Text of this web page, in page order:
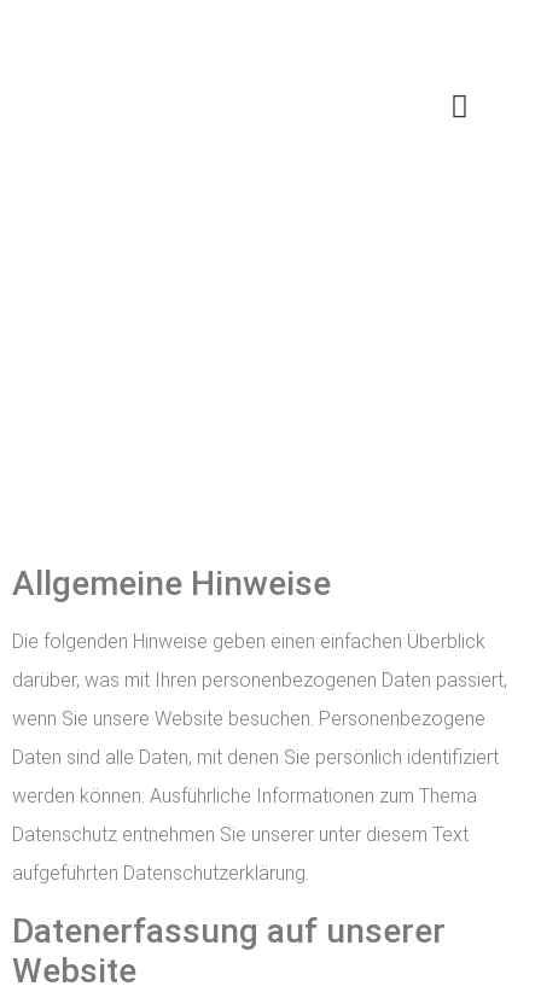
Allgemeine Hinweise
Die folgenden Hinweise geben einen einfachen Überblick
darüber, was mit Ihren personenbezogenen Daten passiert,
wenn Sie unsere Website besuchen. Personenbezogene
Daten sind alle Daten, mit denen Sie persönlich identifiziert
werden können. Ausführliche Informationen zum Thema
Datenschutz entnehmen Sie unserer unter diesem Text
aufgeführten Datenschutzerklärung.
Datenerfassung auf unserer
Website